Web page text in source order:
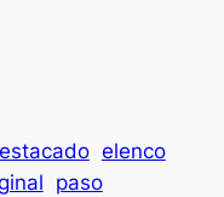
elenco
paso